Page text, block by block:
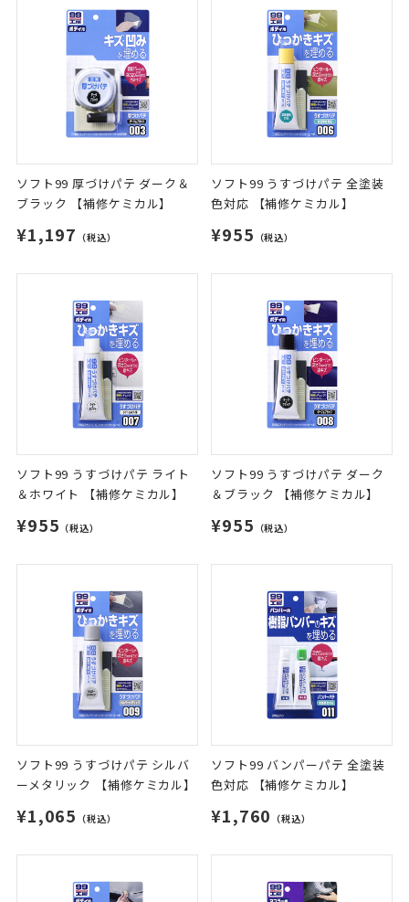
ソフト99 厚づけパテ ダーク＆
ブラック 【補修ケミカル】
¥1,197 （税込）
ソフト99 うすづけパテ 全塗装
色対応 【補修ケミカル】
¥955 （税込）
ソフト99 うすづけパテ ライト
＆ホワイト 【補修ケミカル】
¥955 （税込）
ソフト99 うすづけパテ ダーク
＆ブラック 【補修ケミカル】
¥955 （税込）
ソフト99 うすづけパテ シルバ
ーメタリック 【補修ケミカル】
¥1,065 （税込）
ソフト99 バンパーパテ 全塗装
色対応 【補修ケミカル】
¥1,760 （税込）